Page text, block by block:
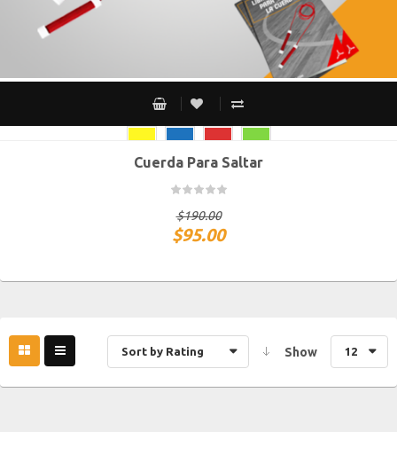
CH M G
Cuerda Para Saltar
$190.00
$95.00
Sort by Rating Show 12